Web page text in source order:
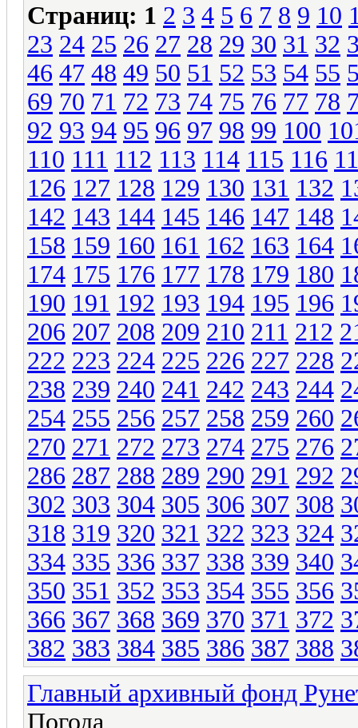
Страниц: 1 2 3 4 5 6 7 8 9 10
23 24 25 26 27 28 29 30 31 32
46 47 48 49 50 51 52 53 54 55
69 70 71 72 73 74 75 76 77 78
92 93 94 95 96 97 98 99 100
110 111 112 113 114 115 116
126 127 128 129 130 131 132
142 143 144 145 146 147 148
158 159 160 161 162 163 164
174 175 176 177 178 179 180
190 191 192 193 194 195 196
206 207 208 209 210 211 212
222 223 224 225 226 227 228
238 239 240 241 242 243 244
254 255 256 257 258 259 260
270 271 272 273 274 275 276
286 287 288 289 290 291 292
302 303 304 305 306 307 308
318 319 320 321 322 323 324
334 335 336 337 338 339 340
350 351 352 353 354 355 356
366 367 368 369 370 371 372
382 383 384 385 386 387 388
Главный архивный фонд
Погода